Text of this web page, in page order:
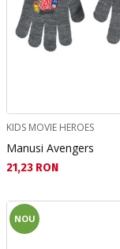
KIDS MOVIE HEROES
Manusi Avengers
Текуща цена:
21,23 RON
NOU